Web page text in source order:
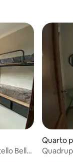
Bello
Quarto